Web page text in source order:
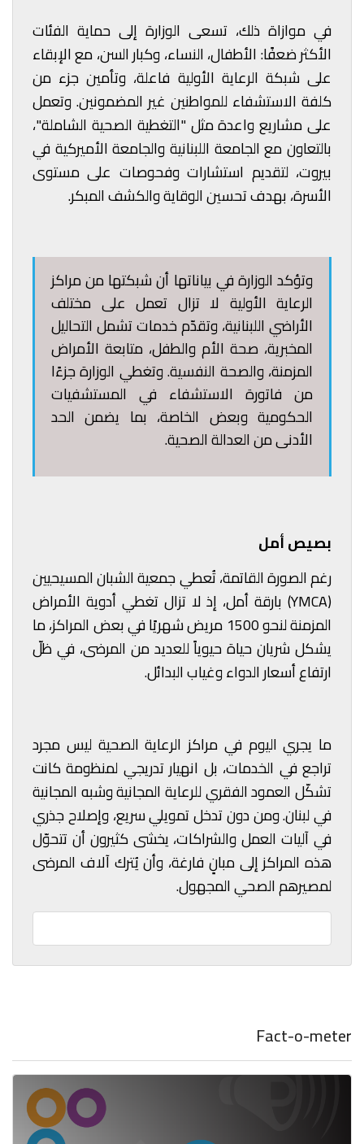
في موازاة ذلك، تسعى الوزارة إلى حماية الفئات
الأكثر ضعفًا: الأطفال، النساء، وكبار السن، مع الإبقاء
على شبكة الرعاية الأولية فاعلة، وتأمين جزء من
كلفة الاستشفاء للمواطنين غير المضمونين. وتعمل
على مشاريع واعدة مثل "التغطية الصحية الشاملة"،
بالتعاون مع الجامعة اللبنانية والجامعة الأميركية في
بيروت، لتقديم استشارات وفحوصات على مستوى
الأسرة، بهدف تحسين الوقاية والكشف المبكر.
وتؤكد الوزارة في بياناتها أن شبكتها من مراكز
الرعاية الأولية لا تزال تعمل على مختلف
الأراضي اللبنانية، وتقدّم خدمات تشمل التحاليل
المخبرية، صحة الأم والطفل، متابعة الأمراض
المزمنة، والصحة النفسية. وتغطي الوزارة جزءًا
من فاتورة الاستشفاء في المستشفيات
الحكومية وبعض الخاصة، بما يضمن الحد
الأدنى من العدالة الصحية.
بصيص أمل
رغم الصورة القاتمة، تُعطي جمعية الشبان المسيحيين
(YMCA) بارقة أمل، إذ لا تزال تغطي أدوية الأمراض
المزمنة لنحو 1500 مريض شهريًا في بعض المراكز، ما
يشكل شريان حياة حيوياً للعديد من المرضى، في ظلّ
ارتفاع أسعار الدواء وغياب البدائل.
ما يجري اليوم في مراكز الرعاية الصحية ليس مجرد
تراجع في الخدمات، بل انهيار تدريجي لمنظومة كانت
تشكّل العمود الفقري للرعاية المجانية وشبه المجانية
في لبنان. ومن دون تدخل تمويلي سريع، وإصلاح جذري
في آليات العمل والشراكات، يخشى كثيرون أن تتحوّل
هذه المراكز إلى مبانٍ فارغة، وأن يُترك آلاف المرضى
لمصيرهم الصحي المجهول.
Fact-o-meter